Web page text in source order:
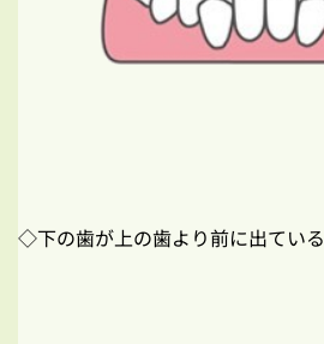
◇下の歯が上の歯より前に出ている